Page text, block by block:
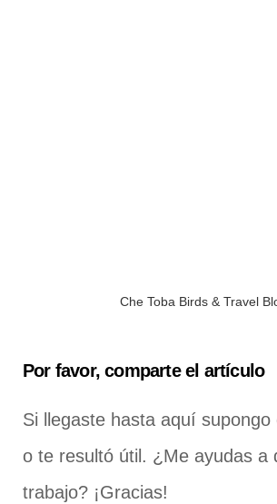
Che Toba Birds & Travel
Por favor, comparte el artículo
Si llegaste hasta aquí
o te resultó útil. ¿Me ayudas a
trabajo? ¡Gracias!